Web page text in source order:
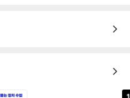
근간이 되는 평등의 원칙이 무너